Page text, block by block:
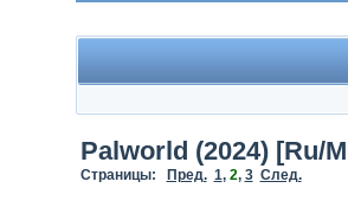
Palworld (2024) [Ru/
Страницы: Пред. 1, 2, 3 След.